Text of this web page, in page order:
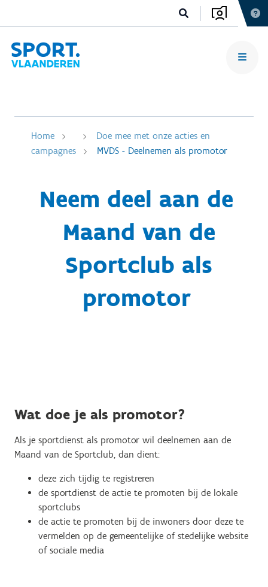
Home
Doe mee met onze acties en
campagnes
MVDS - Deelnemen als promotor
Neem deel aan de
Maand van de
Sportclub als
promotor
Wat doe je als promotor?
Als je sportdienst als promotor wil deelnemen aan de
Maand van de Sportclub, dan dient:
deze zich tijdig te registreren
de sportdienst de actie te promoten bij de lokale
sportclubs
de actie te promoten bij de inwoners door deze te
vermelden op de gemeentelijke of stedelijke website
of sociale media